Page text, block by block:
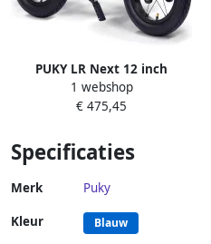
PUKY LR Next 12 inch
loopfiets kinderfiets
kunststof V-brake
1 webshop
€ 475,45
Specificaties
Merk Puky
Kleur Blauw